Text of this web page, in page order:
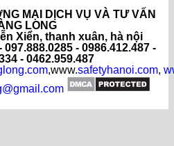
MẠI DỊCH VỤ VÀ TƯ VẤN
LONG
Xiển, thanh xuân, hà nội
- 0986.412.487 -
- 0462.959.487
,www.safetyhanoi.com,